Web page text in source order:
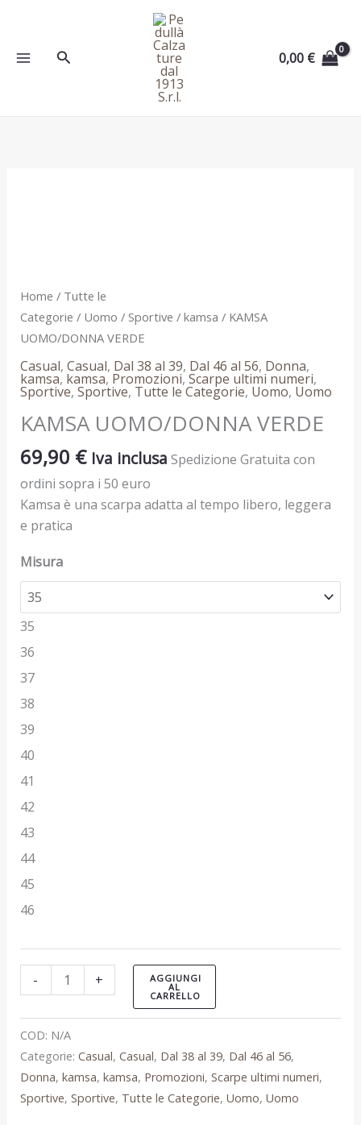
contenutoCerca 0,00 €
Home / Tutte le
Categorie / Uomo / Sportive / kamsa / KAMSA
UOMO/DONNA VERDE
Casual, Casual, Dal 38 al 39, Dal 46 al 56, Donna,
kamsa, kamsa, Promozioni, Scarpe ultimi numeri,
Sportive, Sportive, Tutte le Categorie, Uomo, Uomo
KAMSA UOMO/DONNA VERDE
69,90 € Iva inclusa Spedizione Gratuita con
ordini sopra i 50 euro
Kamsa è una scarpa adatta al tempo libero, leggera
e pratica
Misura
35
36
37
38
39
40
41
42
43
44
45
46
- + AGGIUNGI
AL
CARRELLO
COD: N/A
Categorie: Casual, Casual, Dal 38 al 39, Dal 46 al 56,
Donna, kamsa, kamsa, Promozioni, Scarpe ultimi numeri,
Sportive, Sportive, Tutte le Categorie, Uomo, Uomo